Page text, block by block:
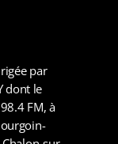
par
dont le
FM, à